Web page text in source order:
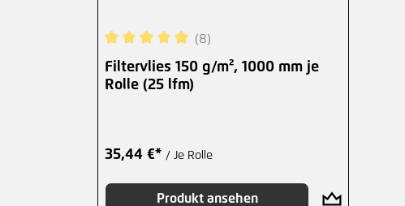
Durchschnittliche Bewertung von 5 von 5
(8)
Filtervlies 150 g/m², 1000 mm je
Rolle (25 lfm)
35,44 €* / Je Rolle
Produkt ansehen